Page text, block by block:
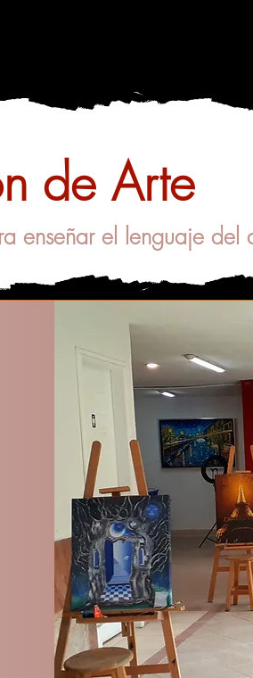
de Arte
enseñar el lenguaje del